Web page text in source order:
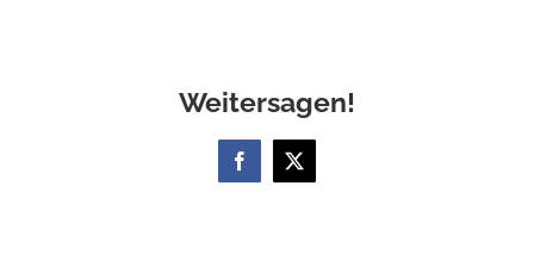
Weitersagen!
Facebook
X